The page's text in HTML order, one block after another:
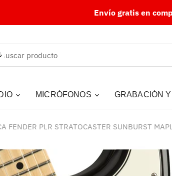
Envío gratis en
MICRÓFONOS GRABACIÓN
FENDER PLR STRATOCASTER SUNBURST